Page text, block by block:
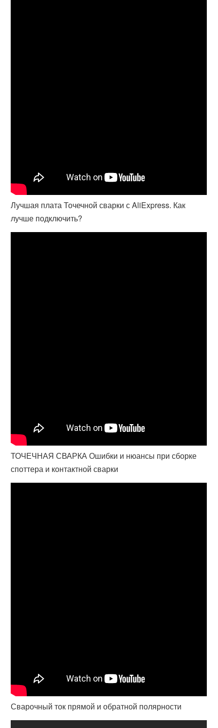
Лучшая плата Точечной сварки с AliExpress. Как
лучше подключить?
ТОЧЕЧНАЯ СВАРКА Ошибки и нюансы при сборке
споттера и контактной сварки
Сварочный ток прямой и обратной полярности